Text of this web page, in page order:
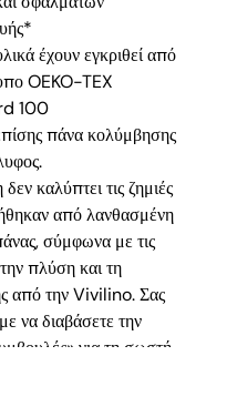
έχουν εγκριθεί από
OEKO-TEX
100
πάνα κολύμβησης
καλύπτει τις ζημιές
από λανθασμένη
σύμφωνα με τις
πλύση και τη
από την Vivilino. Σας
να διαβάσετε την
για τη σωστή